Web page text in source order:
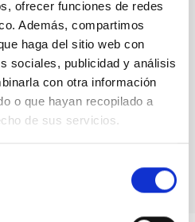
ofrecer funciones de redes
Además, compartimos
haga del sitio web con
sociales, publicidad y análisis
con otra información
o que hayan recopilado a
de sus servicios.